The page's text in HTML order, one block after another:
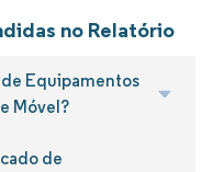
no Relatório
Equipamentos
Móvel?
de